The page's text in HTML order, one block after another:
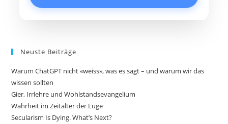
Neuste Beiträge
Warum ChatGPT nicht «weiss», was es sagt – und warum wir das
wissen sollten
Gier, Irrlehre und Wohlstandsevangelium
Wahrheit im Zeitalter der Lüge
Secularism Is Dying. What’s Next?